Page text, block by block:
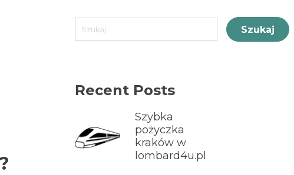
Szukaj:
Recent Posts
Szybka
pożyczka
kraków w
lombard4u.pl